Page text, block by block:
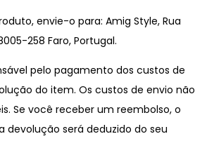
envie-o para: Amig Style, Rua
258 Faro, Portugal.
pelo pagamento dos custos de
do item. Os custos de envio não
Se você receber um reembolso, o
devolução será deduzido do seu